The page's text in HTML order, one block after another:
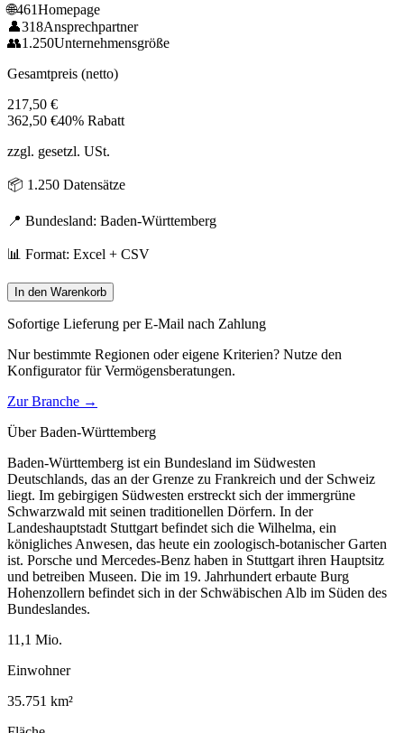
🌐461Homepage
👤318Ansprechpartner
👥1.250Unternehmensgröße
Gesamtpreis (netto)
217,50 €
362,50 €40% Rabatt
zzgl. gesetzl. USt.
📦 1.250 Datensätze
📍 Bundesland: Baden-Württemberg
📊 Format: Excel + CSV
In den Warenkorb
Sofortige Lieferung per E-Mail nach Zahlung
Nur bestimmte Regionen oder eigene Kriterien? Nutze den
Konfigurator fürVermögensberatungen.
Zur Branche →
ÜberBaden-Württemberg
Baden-Württemberg ist ein Bundesland im Südwesten
Deutschlands, das an der Grenze zu Frankreich und der Schweiz
liegt. Im gebirgigen Südwesten erstreckt sich der immergrüne
Schwarzwald mit seinen traditionellen Dörfern. In der
Landeshauptstadt Stuttgart befindet sich die Wilhelma, ein
königliches Anwesen, das heute ein zoologisch-botanischer Garten
ist. Porsche und Mercedes-Benz haben in Stuttgart ihren Hauptsitz
und betreiben Museen. Die im 19. Jahrhundert erbaute Burg
Hohenzollern befindet sich in der Schwäbischen Alb im Süden des
Bundeslandes.
11,1 Mio.
Einwohner
35.751 km²